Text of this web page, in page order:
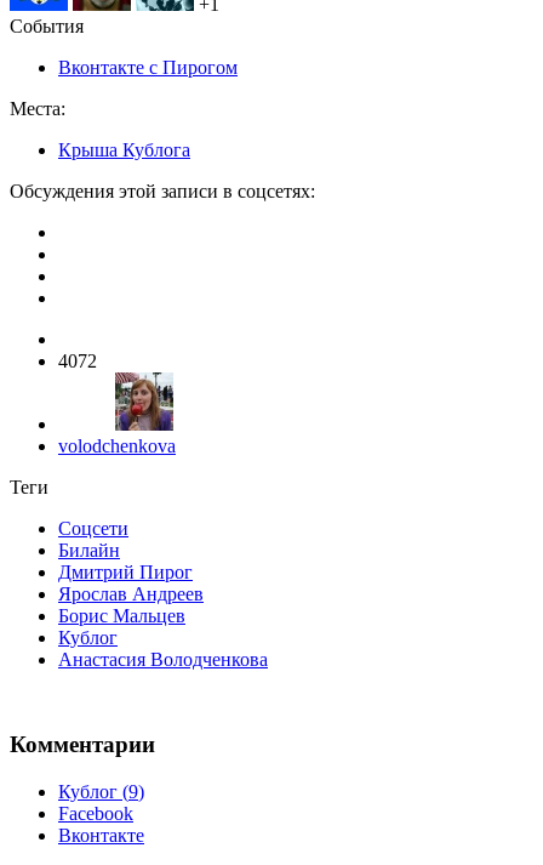
События
Вконтакте с Пирогом
Места:
Крыша Кублога
Обсуждения этой записи в соцсетях:
4072
volodchenkova
Теги
Соцсети
Билайн
Дмитрий Пирог
Ярослав Андреев
Борис Мальцев
Кублог
Анастасия Володченкова
Комментарии
Кублог (9)
Facebook
Вконтакте